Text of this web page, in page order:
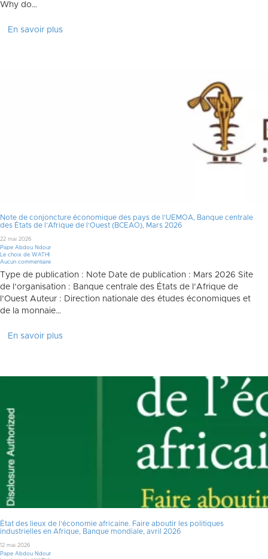
Why do…
En savoir plus
Note de conjoncture économique des pays de l’UEMOA, Banque centrale
des États de l’Afrique de l’Ouest (BCEAO), Mars 2026
22 mai 2026
Pape Abdou Ndour
Le choix de WATHI
Aucun commentaire
Type de publication : Note Date de publication : Mars 2026 Site
de l’organisation : Banque centrale des États de l’Afrique de
l’Ouest Auteur : Direction nationale des études économiques et
de la monnaie…
En savoir plus
État des lieux de l’économie africaine. Faire aboutir les politiques
industrielles en Afrique, Banque mondiale, avril 2026
12 mai 2026
Pape Abdou Ndour